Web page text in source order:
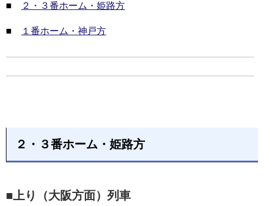
■ ２・３番ホーム・姫路方
■ １番ホーム・神戸方
２・３番ホーム・姫路方
■上り（大阪方面）列車